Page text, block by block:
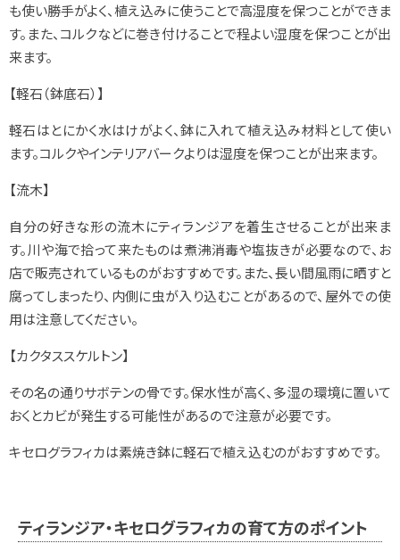
も使い勝手がよく、植え込みに使うことで高湿度を保つことができま
す。また、コルクなどに巻き付けることで程よい湿度を保つことが出
来ます。
【軽石（鉢底石）】
軽石はとにかく水はけがよく、鉢に入れて植え込み材料として使い
ます。コルクやインテリアバークよりは湿度を保つことが出来ます。
【流木】
自分の好きな形の流木にティランジアを着生させることが出来ま
す。川や海で拾って来たものは煮沸消毒や塩抜きが必要なので、お
店で販売されているものがおすすめです。また、長い間風雨に晒すと
腐ってしまったり、内側に虫が入り込むことがあるので、屋外での使
用は注意してください。
【カクタススケルトン】
その名の通りサボテンの骨です。保水性が高く、多湿の環境に置いて
おくとカビが発生する可能性があるので注意が必要です。
キセログラフィカは素焼き鉢に軽石で植え込むのがおすすめです。
ティランジア・キセログラフィカの育て方のポイント